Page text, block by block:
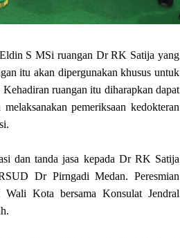
S MSi ruangan Dr RK Satija yang
itu akan dipergunakan khusus untuk
ruangan itu diharapkan dapat
pemeriksaan kedokteran
dan tanda jasa kepada Dr RK Satija
Dr Pirngadi Medan. Peresmian
Wali Kota bersama Konsulat Jendral